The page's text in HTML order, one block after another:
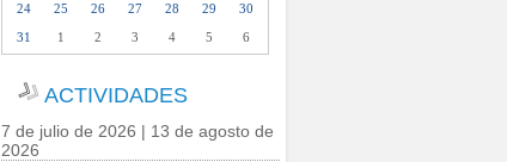
24
25 26 27 28 29
30
31
1 2 3 4 5 6
ACTIVIDADES
7 de julio de 2026 | 13 de agosto de
2026